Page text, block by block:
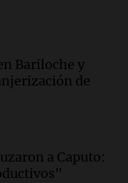
Bariloche y
de
a Caputo: